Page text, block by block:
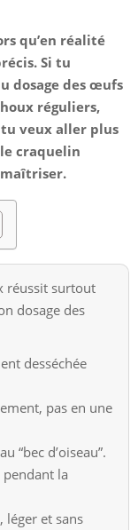
qu’en réalité
Si tu
dosage des œufs
réguliers,
tu veux aller plus
craquelin
réussit surtout
dosage des
desséchée
pas en une
“bec d’oiseau”.
la
léger et sans